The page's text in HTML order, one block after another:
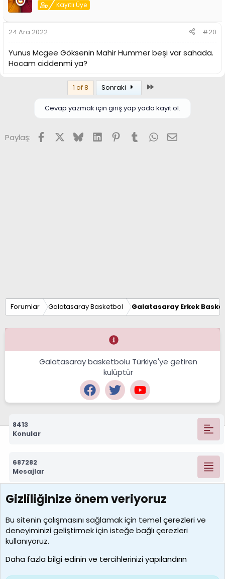
Kayıtlı Üye
24 Ara 2022 #20
Yunus Mcgee Göksenin Mahir Hummer beşi var sahada.
Hocam ciddenmi ya?
1 of 8 Sonraki
Cevap yazmak için giriş yap yada kayıt ol.
Paylaş: FacebookX (Twitter)
BlueskyLinkedInPinterest
TumblrWhatsApp
E-posta
Forumlar Galatasaray Basketbol Galatasaray Erkek
Galatasaray basketbolu Türkiye'ye getiren
kulüptür
8413
Konular
687282
Mesajlar
7389
Kullanıcılar
idriskaancelik
Son üye
Gizliliğinize önem veriyoruz
Bu sitenin çalışmasını sağlamak için temelçerezlerive
deneyiminizi geliştirmek için isteğe bağlı çerezleri
kullanıyoruz.
Daha fazla bilgi edinin ve tercihlerinizi yapılandırın